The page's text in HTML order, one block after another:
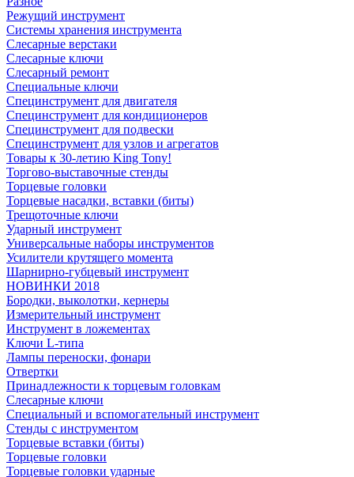
Режущий инструмент
Системы хранения инструмента
Слесарные верстаки
Слесарные ключи
Слесарный ремонт
Специальные ключи
Специнструмент для двигателя
Специнструмент для кондиционеров
Специнструмент для подвески
Специнструмент для узлов и агрегатов
Товары к 30-летию King Tony!
Торгово-выставочные стенды
Торцевые головки
Торцевые насадки, вставки (биты)
Трещоточные ключи
Ударный инструмент
Универсальные наборы инструментов
Усилители крутящего момента
Шарнирно-губцевый инструмент
НОВИНКИ 2018
Бородки, выколотки, кернеры
Измерительный инструмент
Инструмент в ложементах
Ключи L-типа
Лампы переноски, фонари
Отвертки
Принадлежности к торцевым головкам
Слесарные ключи
Специальный и вспомогательный инструмент
Стенды с инструментом
Торцевые вставки (биты)
Торцевые головки
Торцевые головки ударные